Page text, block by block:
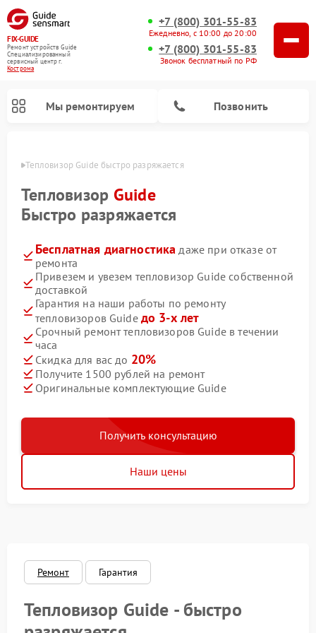
FIX-GUIDE
Ремонт устройств Guide
Специализированный
cервисный центр г.
Кострома
+7 (800) 301-55-83
Ежедневно, с 10:00 до 20:00
+7 (800) 301-55-83
Звонок бесплатный по РФ
Мы ремонтируем Позвонить
Тепловизор Guide быстро разряжается
Тепловизор Guide
Быстро разряжается
Бесплатная диагностика даже при отказе от
ремонта
Привезем и увезем тепловизор Guide собственной
доставкой
Гарантия на наши работы по ремонту
тепловизоров Guide до 3-х лет
Срочный ремонт тепловизоров Guide в течении
часа
Скидка для вас до 20%
Получите 1500 рублей на ремонт
Оригинальные комплектующие Guide
Получить консультацию
Наши цены
Ремонт Гарантия
Тепловизор Guide - быстро